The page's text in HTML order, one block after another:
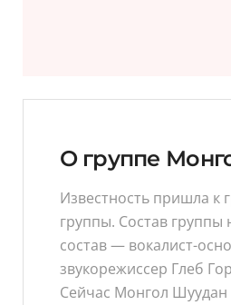
О группе
Известность пришла к
группы. Состав группы
состав — вокалист-
звукорежиссер Глеб
Сейчас Монгол Шуудан